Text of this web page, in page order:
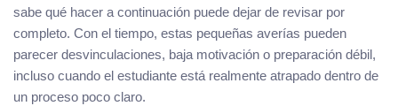
sabe qué hacer a continuación puede dejar de revisar por
completo. Con el tiempo, estas pequeñas averías pueden
parecer desvinculaciones, baja motivación o preparación débil,
incluso cuando el estudiante está realmente atrapado dentro de
un proceso poco claro.